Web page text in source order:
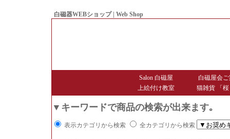
白磁器WEBショップ | Web Shop
Salon 白磁屋
白磁屋会
上絵付け教室
猫雑貨 「
▼キーワードで商品の検索が出来ます｡
表示カテゴリから検索 全カテゴリから検索